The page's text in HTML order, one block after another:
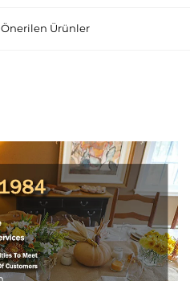
Önerilen Ürünler